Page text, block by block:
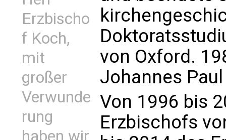
Erzbischo
f Koch,
mit
großer
Verwunde
rung
haben wir
von Oxford.
Johannes
Von 1996 bis
Erzbischofs